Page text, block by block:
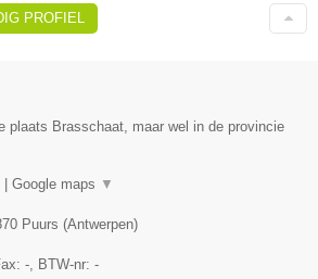
PROFIEL
plaats Brasschaat, maar wel in de provincie
Google maps ▼
Puurs (Antwerpen)
-, BTW-nr: -